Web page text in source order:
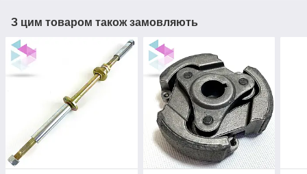
З цим товаром також замовляють